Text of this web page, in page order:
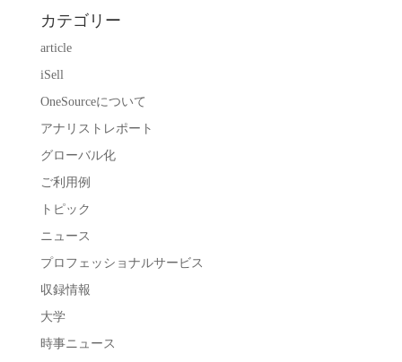
カテゴリー
article
iSell
OneSourceについて
アナリストレポート
グローバル化
ご利用例
トピック
ニュース
プロフェッショナルサービス
収録情報
大学
時事ニュース